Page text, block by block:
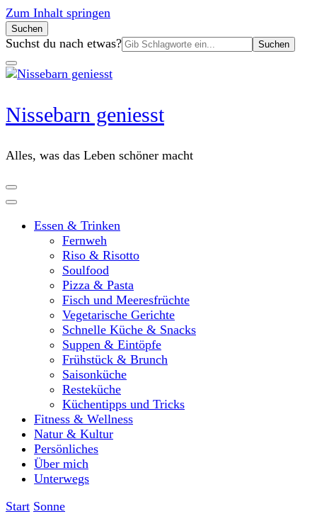
Zum Inhalt springen
Suchen
Suchen
nach:
Suchst du nach etwas?
Nissebarn geniesst
Alles, was das Leben schöner macht
Essen & Trinken
Fernweh
Riso & Risotto
Soulfood
Pizza & Pasta
Fisch und Meeresfrüchte
Vegetarische Gerichte
Schnelle Küche & Snacks
Suppen & Eintöpfe
Frühstück & Brunch
Saisonküche
Resteküche
Küchentipps und Tricks
Fitness & Wellness
Natur & Kultur
Persönliches
Über mich
Unterwegs
Start Sonne